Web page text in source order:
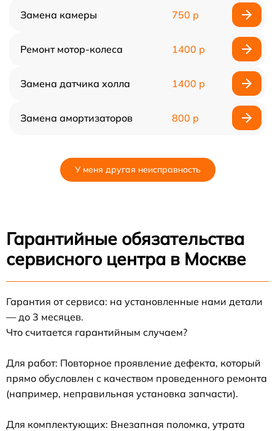
Замена камеры 750 р
Ремонт мотор-колеса 1400 р
Замена датчика холла 1400 р
Замена амортизаторов 800 р
У меня другая неисправность
Гарантийные обязательства
сервисного центра в Москве
Гарантия от сервиса: на установленные нами детали
— до 3 месяцев.
Что считается гарантийным случаем?
Для работ: Повторное проявление дефекта, который
прямо обусловлен с качеством проведенного ремонта
(например, неправильная установка запчасти).
Для комплектующих: Внезапная поломка, утрата